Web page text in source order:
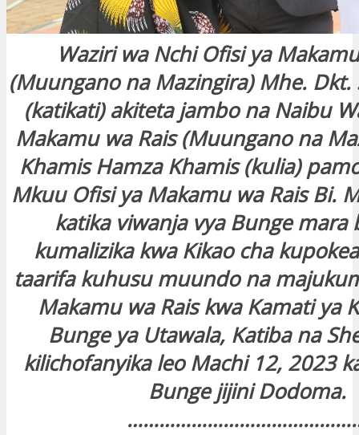
Waziri wa Nchi Ofisi ya
(Muungano na Mazingira) Mhe. Dkt.
(katikati) akiteta jambo na Naibu
Makamu wa Rais (Muungano na
Khamis Hamza Khamis (kulia)
Mkuu Ofisi ya Makamu wa Rais Bi.
katika viwanja vya Bunge mara
kumalizika kwa Kikao cha
taarifa kuhusu muundo na
Makamu wa Rais kwa Kamati ya
Bunge ya Utawala, Katiba na
kilichofanyika leo Machi 12, 2023
Bunge jijini Dodoma.